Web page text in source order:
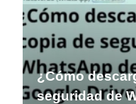
¿Cómo
seguridad de